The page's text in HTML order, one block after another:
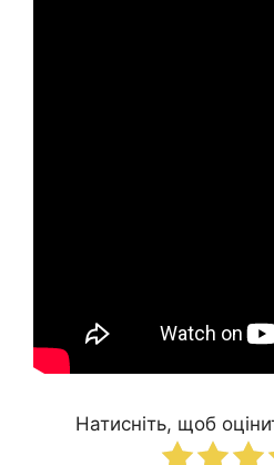
Натисніть, щоб